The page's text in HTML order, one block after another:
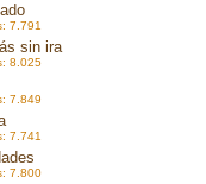
7.791
sin ira
8.025
7.849
7.741
7.800